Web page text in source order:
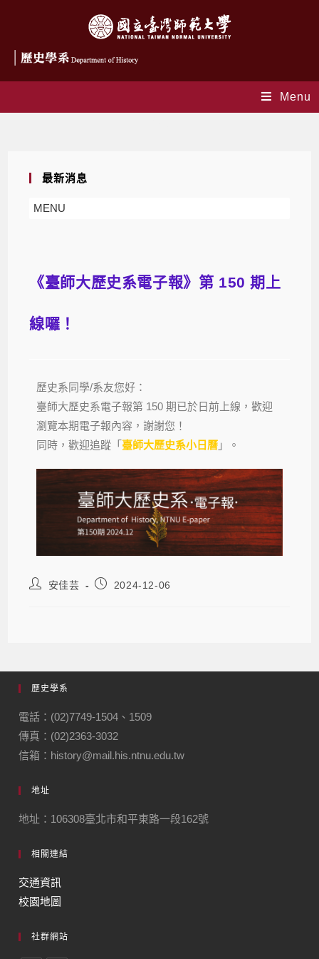
Menu
最新消息
MENU
《臺師大歷史系電子報》第 150 期上
線囉！
歷史系同學/系友您好：
臺師大歷史系電子報第 150 期已於日前上線，歡迎
瀏覽本期電子報內容，謝謝您！
同時，歡迎追蹤「 臺師大歷史系小日曆 」。
安佳芸 2024-12-06
歷史學系
電話：(02)7749-1504、1509
傳真：(02)2363-3032
信箱：history@mail.his.ntnu.edu.tw
地址
地址：106308臺北市和平東路一段162號
相關連結
交通資訊
校園地圖
社群網站